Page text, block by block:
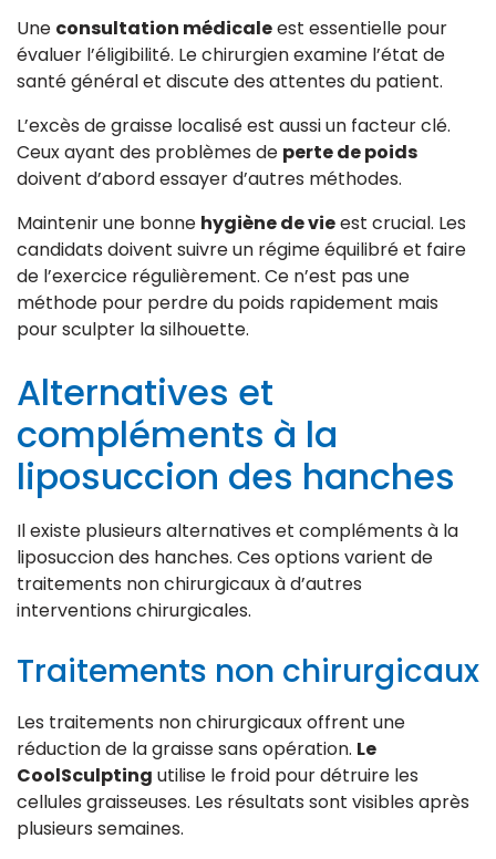
Une consultation médicaleest essentielle pour
évaluer l’éligibilité. Le chirurgien examine l’état de
santé général et discute des attentes du patient.
L’excès de graisse localisé est aussi un facteur clé.
Ceux ayant des problèmes de perte de poids
doivent d’abord essayer d’autres méthodes.
Maintenir une bonne hygiène de vieest crucial. Les
candidats doivent suivre un régime équilibré et faire
de l’exercice régulièrement. Ce n’est pas une
méthode pour perdre du poids rapidement mais
pour sculpter la silhouette.
Alternatives et
compléments à la
liposuccion des hanches
Il existe plusieurs alternatives et compléments à la
liposuccion des hanches. Ces options varient de
traitements non chirurgicaux à d’autres
interventions chirurgicales.
Traitements non chirurgicaux
Les traitements non chirurgicaux offrent une
réduction de la graisse sans opération. Le
CoolSculpting utilise le froid pour détruire les
cellules graisseuses. Les résultats sont visibles après
plusieurs semaines.